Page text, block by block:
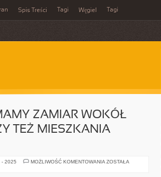
Iran Spis Treści Tagi Węgiel Tagi
ZAMIAR WOKÓŁ
TEŻ MIESZKANIA
- 2025 MOŻLIWOŚĆ KOMENTOWANIA NATURALNIE,
ZOSTAŁA